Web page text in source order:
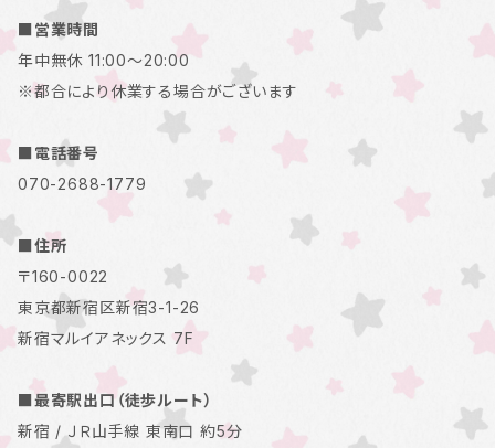
■営業時間
年中無休 11:00～20:00
※都合により休業する場合がございます
■電話番号
070-2688-1779
■住所
〒160-0022
東京都新宿区新宿3-1-26
新宿マルイアネックス 7F
■最寄駅出口（徒歩ルート）
新宿 / ＪＲ山手線 東南口 約5分